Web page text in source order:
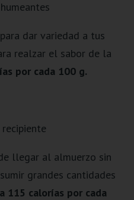
dar variedad a tus
realzar el sabor de la
por cada 100 g.
llegar al almuerzo sin
grandes cantidades
115 calorías por cada